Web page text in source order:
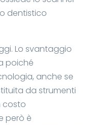
dentistico
Lo svantaggio
poiché
anche se
da strumenti
costo
però è